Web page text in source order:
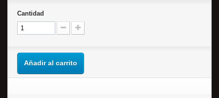
Cantidad
Añadir al carrito